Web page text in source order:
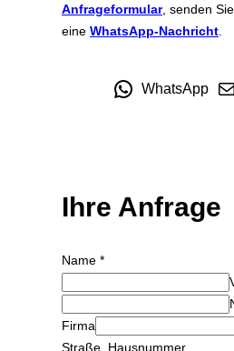
Anfrageformular, senden
eine WhatsApp-Nachricht
WhatsApp
Ihre Anfrage
Name *
Firma
Straße, Hausnummer